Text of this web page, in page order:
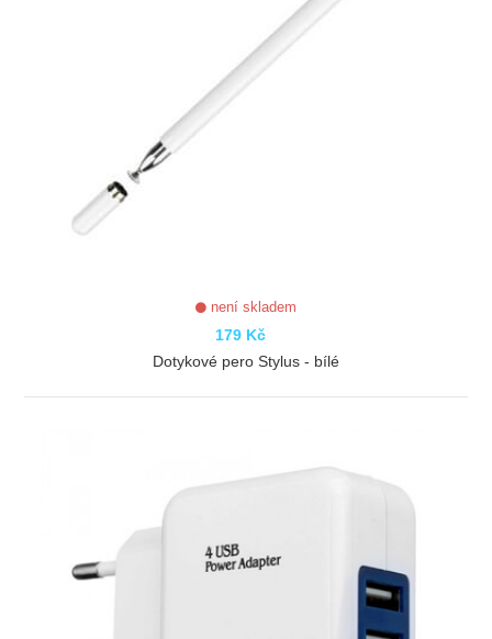
není skladem
179 Kč
Dotykové pero Stylus - bílé